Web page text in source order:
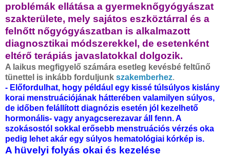
problémák ellátása a gyermeknőgyógyászat
szakterülete, mely sajátos eszköztárral és a
felnőtt nőgyógyászatban is alkalmazott
diagnosztikai módszerekkel, de esetenként
eltérő terápiás javaslatokkal dolgozik.
A laikus megfigyelő számára esetleg kevésbé feltűnő
tünettel is inkább forduljunk szakemberhez.
- Előfordulhat, hogy például egy kissé túlsúlyos kislány
korai menstruációjának hátterében valamilyen súlyos,
de időben felállított diagnózis esetén jól kezelhető
hormonális- vagy anyagcserezavar áll fenn. A
szokásostól sokkal erősebb menstruációs vérzés oka
pedig lehet akár egy súlyos hematológiai kórkép is.
A hüvelyi folyás okai és kezelése